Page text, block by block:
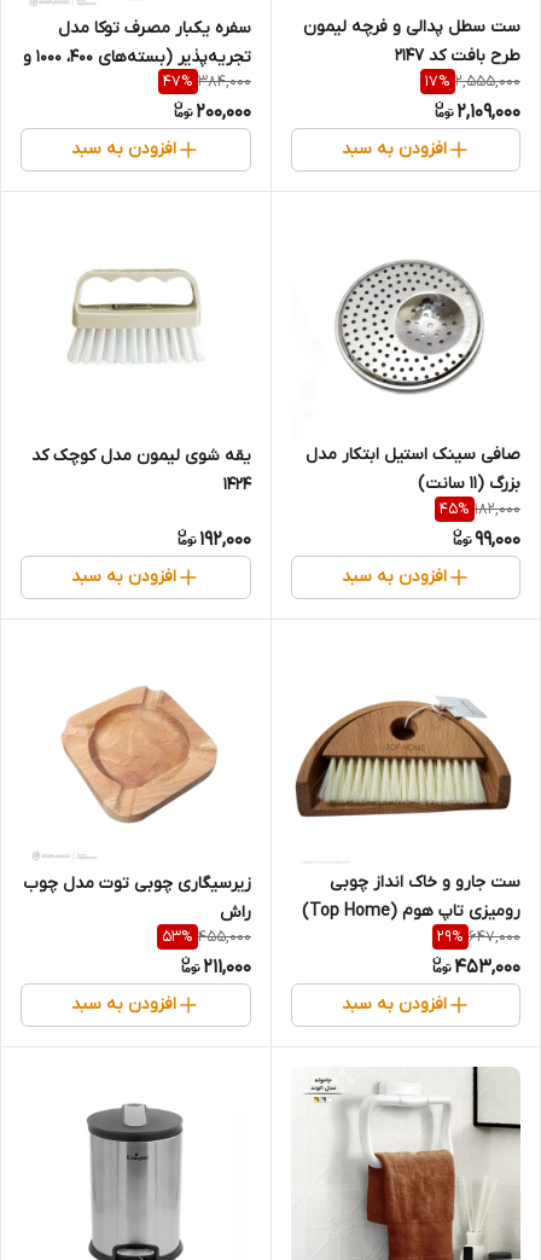
ست سطل پدالی و فرچه لیمون
طرح بافت کد ۲۱۴۷
2,555,000
17%
2,109,000
افزودن به سبد
سفره یکبار مصرف توکا مدل
تجریه‌پذیر (بسته‌های ۴۰۰، ۱۰۰۰ و
۲۰۰۰ گرمی)
384,000
47%
200,000
افزودن به سبد
صافی سینک استیل ابتکار مدل
بزرگ (11 سانت)
182,000
45%
99,000
افزودن به سبد
یقه شوی لیمون مدل کوچک کد
1424
192,000
افزودن به سبد
ست جارو و خاک انداز چوبی
رومیزی تاپ هوم (Top Home)
مدل مینی
647,000
29%
453,000
افزودن به سبد
زیرسیگاری چوبی توت مدل چوب
راش
455,000
53%
211,000
افزودن به سبد